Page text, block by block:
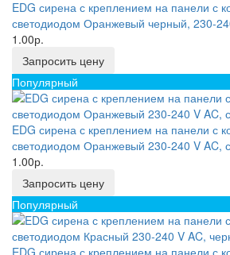
EDG сирена с креплением на панели с
светодиодом Оранжевый черный, 230-
1.00р.
Запросить цену
Популярный
EDG сирена с креплением на панели с
светодиодом Оранжевый 230-240 V AC,
1.00р.
Запросить цену
Популярный
EDG сирена с креплением на панели с